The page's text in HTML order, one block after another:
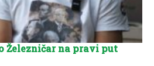
na pravi put